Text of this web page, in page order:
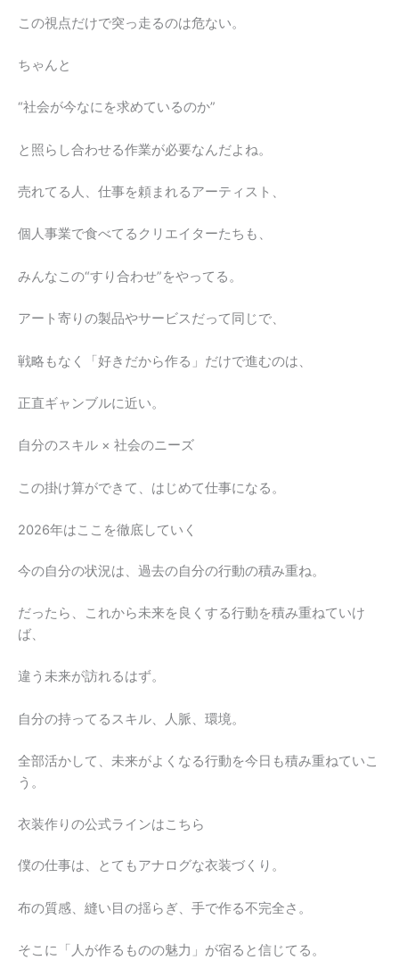
この視点だけで突っ走るのは危ない。
ちゃんと
“社会が今なにを求めているのか”
と照らし合わせる作業が必要なんだよね。
売れてる人、仕事を頼まれるアーティスト、
個人事業で食べてるクリエイターたちも、
みんなこの“すり合わせ”をやってる。
アート寄りの製品やサービスだって同じで、
戦略もなく「好きだから作る」だけで進むのは、
正直ギャンブルに近い。
自分のスキル × 社会のニーズ
この掛け算ができて、はじめて仕事になる。
2026年はここを徹底していく
今の自分の状況は、過去の自分の行動の積み重ね。
だったら、これから未来を良くする行動を積み重ねていけ
ば、
違う未来が訪れるはず。
自分の持ってるスキル、人脈、環境。
全部活かして、未来がよくなる行動を今日も積み重ねていこ
う。
衣装作りの公式ラインはこちら
僕の仕事は、とてもアナログな衣装づくり。
布の質感、縫い目の揺らぎ、手で作る不完全さ。
そこに「人が作るものの魅力」が宿ると信じてる。